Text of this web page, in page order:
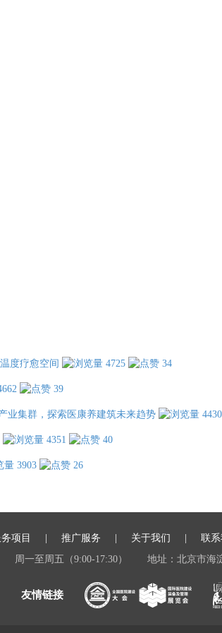
度疗愈空间 4725 34
39
业集群，探索医康养建筑未来趋势 4430
4351 40
3903 26
项目 推广服务 关于我们 联系
周一至周五（9:00-17:30）
地址：北京市海